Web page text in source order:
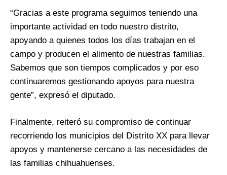
“Gracias a este programa seguimos teniendo una
importante actividad en todo nuestro distrito,
apoyando a quienes todos los días trabajan en el
campo y producen el alimento de nuestras familias.
Sabemos que son tiempos complicados y por eso
continuaremos gestionando apoyos para nuestra
gente”, expresó el diputado.
Finalmente, reiteró su compromiso de continuar
recorriendo los municipios del Distrito XX para llevar
apoyos y mantenerse cercano a las necesidades de
las familias chihuahuenses.